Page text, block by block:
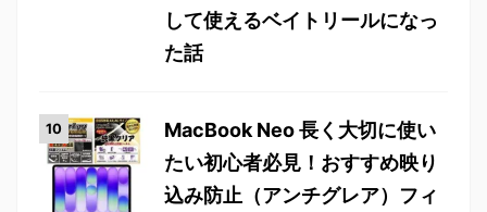
して使えるベイトリールになっ
た話
MacBook Neo 長く大切に使い
たい初心者必見！おすすめ映り
込み防止（アンチグレア）フィ